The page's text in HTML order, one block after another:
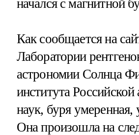
начался с магнитной
Как сообщается на
Лаборатории
астрономии Солнца
института
наук, буря умеренная,
Она произошла на